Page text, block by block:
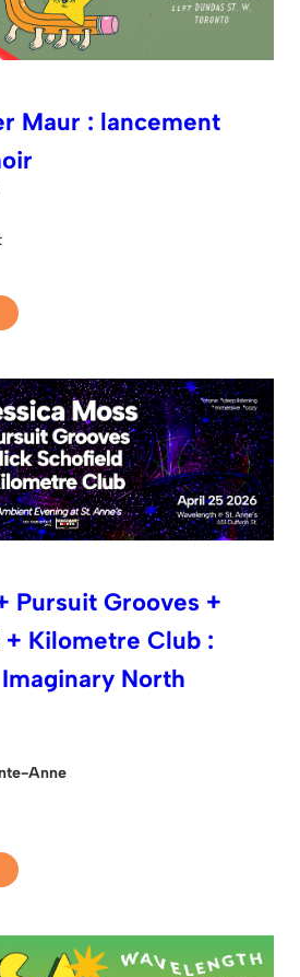
Maur : lancement
Pursuit Grooves +
Kilometre Club :
North
Anne